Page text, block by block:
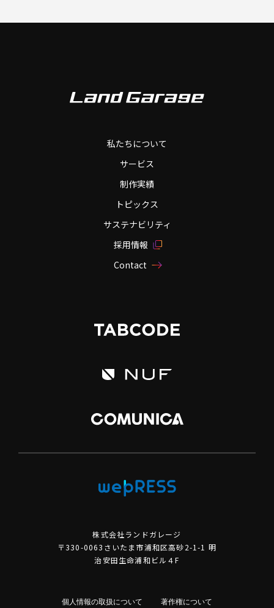
私たちについて
サービス
制作実績
トピックス
サステナビリティ
採用情報
Contact
株式会社ランドガレージ
〒330-0063さいたま市浦和区高砂2-1-1 明
治安田生命浦和ビル４F
個人情報の取扱について 著作権について